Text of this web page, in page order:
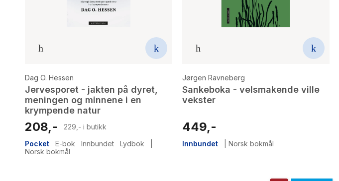
Dag O. Hessen
Jervesporet - jakten på dyret,
meningen og minnene i en
krympende natur
208,-
229,- i butikk
Pocket
E-bok Innbundet Lydbok
Norsk bokmål
Jørgen Ravneberg
Sankeboka - velsmakende ville
vekster
449,-
Innbundet Norsk bokmål